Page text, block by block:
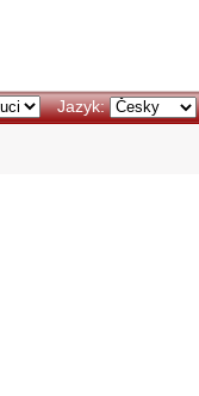
Jazyk: